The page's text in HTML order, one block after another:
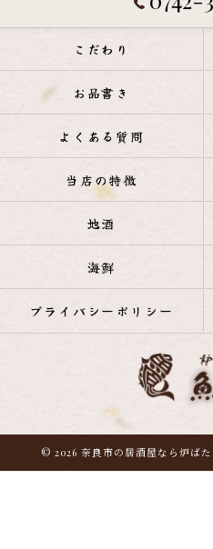
こだわり
お品書き
よくある質問
当店の特徴
地酒
海鮮
プライバシーポリシー
© 2026 奈良市の居酒屋なら炉ば